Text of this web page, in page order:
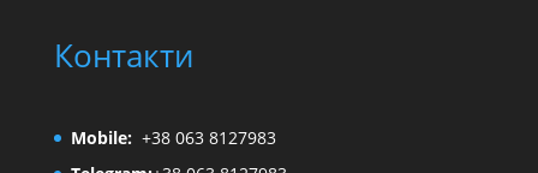
Контакти
Mobile: +38 063 8127983